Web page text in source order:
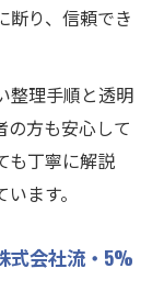
断り、信頼でき
整理手順と透明
の方も安心して
も丁寧に解説
ます。
式会社流・5%